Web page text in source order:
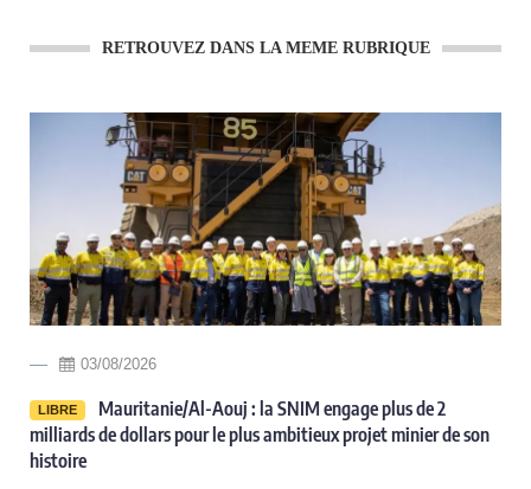
RETROUVEZ DANS LA MEME RUBRIQUE
03/08/2026
LIBRE
Mauritanie/Al-Aouj : la SNIM engage plus de 2
milliards de dollars pour le plus ambitieux projet minier de son
histoire